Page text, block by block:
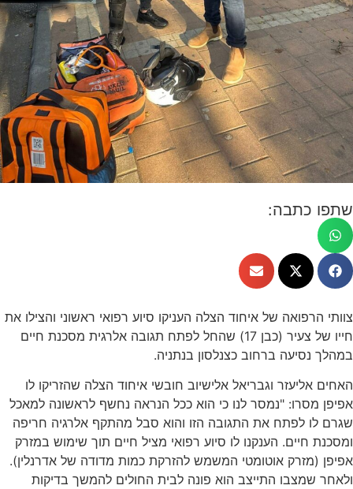
שתפו כתבה:
צוותי הרפואה של איחוד הצלה העניקו סיוע רפואי ראשוני והצילו את
חייו של צעיר (כבן 17) שהחל לפתח תגובה אלרגית מסכנת חיים
במהלך נסיעה ברחוב כצנלסון בנתניה.
האחים אליעזר וגבריאל אלישיוב חובשי איחוד הצלה שהזריקו לו
אפיפן מסרו: "נמסר לנו כי הוא ככל הנראה נחשף לראשונה למאכל
שגרם לו לפתח את התגובה הזו והוא סבל מהתקף אלרגיה חריפה
ומסכנת חיים. הענקנו לו סיוע רפואי מציל חיים תוך שימוש במזרק
אפיפן (מזרק אוטומטי המשמש להזרקת כמות מדודה של אדרנלין).
ולאחר שמצבו התייצב הוא פונה לבית החולים להמשך בדיקות